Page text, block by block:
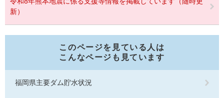
新）
このページを見ている人は
こんなページも見ています
福岡県主要ダム貯水状況